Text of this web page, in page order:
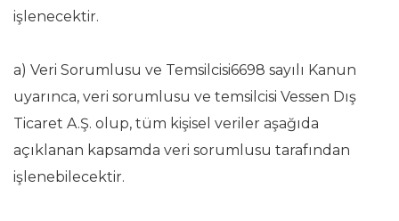
işlenecektir.
a) Veri Sorumlusu ve Temsilcisi6698 sayılı Kanun
uyarınca, veri sorumlusu ve temsilcisi Vessen Dış
Ticaret A.Ş. olup, tüm kişisel veriler aşağıda
açıklanan kapsamda veri sorumlusu tarafından
işlenebilecektir.